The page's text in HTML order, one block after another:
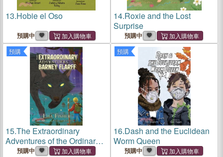
13.Hobie el Oso
預購中
14.Roxie and the Lost
Surprise
預購中
預購
15.The Extraordinary
Adventures of the Ordinary
Barney Flarff
預購中
預購
16.Dash and the Euclidean
Worm Queen
預購中